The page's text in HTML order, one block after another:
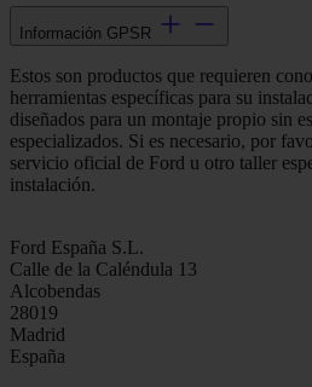
Información GPSR
Estos son productos que requieren
herramientas específicas para su
diseñados para un montaje propio sin
especializados. Si es necesario, por
servicio oficial de Ford u otro taller
instalación.
Ford España S.L.
Calle de la Caléndula 13
Alcobendas
28019
Madrid
España